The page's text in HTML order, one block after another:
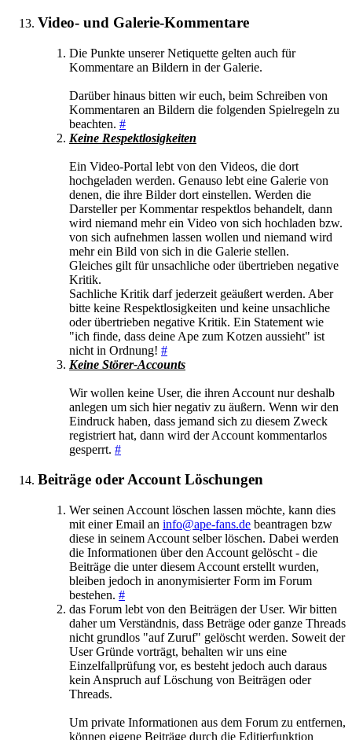
Video- und Galerie-Kommentare
Die Punkte unserer Netiquette gelten auch für
Kommentare an Bildern in der Galerie.
Darüber hinaus bitten wir euch, beim Schreiben von
Kommentaren an Bildern die folgenden Spielregeln zu
beachten. #
Keine Respektlosigkeiten
Ein Video-Portal lebt von den Videos, die dort
hochgeladen werden. Genauso lebt eine Galerie von
denen, die ihre Bilder dort einstellen. Werden die
Darsteller per Kommentar respektlos behandelt, dann
wird niemand mehr ein Video von sich hochladen bzw.
von sich aufnehmen lassen wollen und niemand wird
mehr ein Bild von sich in die Galerie stellen.
Gleiches gilt für unsachliche oder übertrieben negative
Kritik.
Sachliche Kritik darf jederzeit geäußert werden. Aber
bitte keine Respektlosigkeiten und keine unsachliche
oder übertrieben negative Kritik. Ein Statement wie
"ich finde, dass deine Ape zum Kotzen aussieht" ist
nicht in Ordnung! #
Keine Störer-Accounts
Wir wollen keine User, die ihren Account nur deshalb
anlegen um sich hier negativ zu äußern. Wenn wir den
Eindruck haben, dass jemand sich zu diesem Zweck
registriert hat, dann wird der Account kommentarlos
gesperrt. #
Beiträge oder Account Löschungen
Wer seinen Account löschen lassen möchte, kann dies
mit einer Email an info@ape-fans.de beantragen bzw
diese in seinem Account selber löschen. Dabei werden
die Informationen über den Account gelöscht - die
Beiträge die unter diesem Account erstellt wurden,
bleiben jedoch in anonymisierter Form im Forum
bestehen. #
das Forum lebt von den Beiträgen der User. Wir bitten
daher um Verständnis, dass Beträge oder ganze Threads
nicht grundlos "auf Zuruf" gelöscht werden. Soweit der
User Gründe vorträgt, behalten wir uns eine
Einzelfallprüfung vor, es besteht jedoch auch daraus
kein Anspruch auf Löschung von Beiträgen oder
Threads.
Um private Informationen aus dem Forum zu entfernen,
können eigene Beiträge durch die Editierfunktion